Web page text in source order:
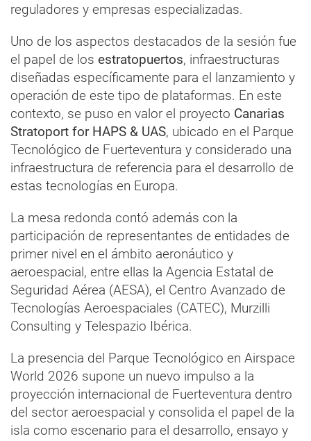
reguladores y empresas especializadas.
Uno de los aspectos destacados de la sesión fue
el papel de los estratopuertos, infraestructuras
diseñadas específicamente para el lanzamiento y
operación de este tipo de plataformas. En este
contexto, se puso en valor el proyecto Canarias
Stratoport for HAPS & UAS, ubicado en el Parque
Tecnológico de Fuerteventura y considerado una
infraestructura de referencia para el desarrollo de
estas tecnologías en Europa.
La mesa redonda contó además con la
participación de representantes de entidades de
primer nivel en el ámbito aeronáutico y
aeroespacial, entre ellas la Agencia Estatal de
Seguridad Aérea (AESA), el Centro Avanzado de
Tecnologías Aeroespaciales (CATEC), Murzilli
Consulting y Telespazio Ibérica.
La presencia del Parque Tecnológico en Airspace
World 2026 supone un nuevo impulso a la
proyección internacional de Fuerteventura dentro
del sector aeroespacial y consolida el papel de la
isla como escenario para el desarrollo, ensayo y